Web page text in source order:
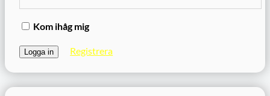
Kom ihåg mig
Registrera